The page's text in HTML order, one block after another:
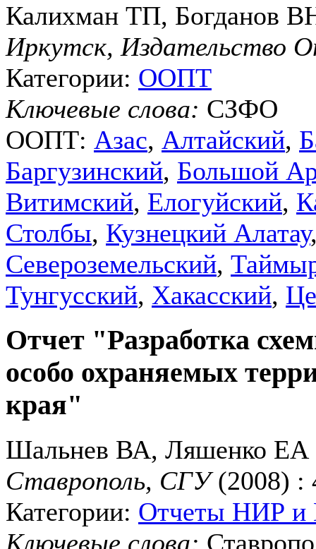
Калихман ТП, Богданов
Иркутск, Издательство
Категории: ООПТ
Ключевые слова: СЗФО
ООПТ: Азас, Алтайский,
Баргузинский, Большой
Витимский, Елогуйский,
Столбы, Кузнецкий Алатау
Североземельский,
Тунгусский, Хакасский,
Отчет "Разработка
особо охраняемых
края"
Шальнев ВА, Ляшенко
Ставрополь, СГУ(2008) :
Категории: Отчеты НИР
Ключевые слова: